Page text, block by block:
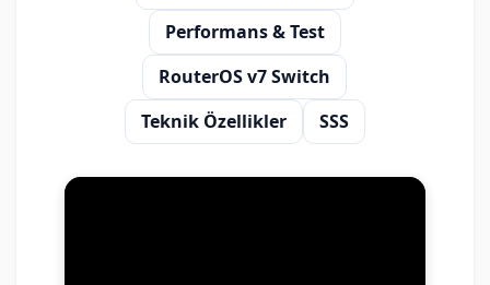
Performans & Test
RouterOS v7 Switch
Teknik Özellikler
SSS